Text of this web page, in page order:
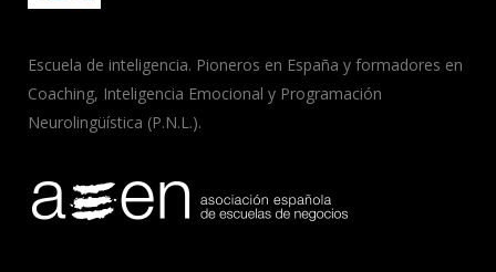
Escuela de inteligencia. Pioneros en España y formadores en
Coaching, Inteligencia Emocional y Programación
Neurolingüística (P.N.L.).